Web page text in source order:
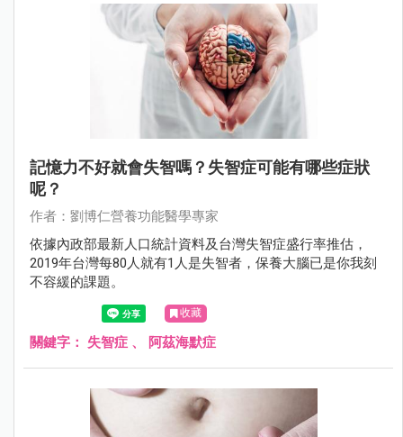
記憶力不好就會失智嗎？失智症可能有哪些症狀
呢？
作者：劉博仁營養功能醫學專家
依據內政部最新人口統計資料及台灣失智症盛行率推估，
2019年台灣每80人就有1人是失智者，保養大腦已是你我刻
不容緩的課題。
收藏
關鍵字： 失智症 、 阿茲海默症